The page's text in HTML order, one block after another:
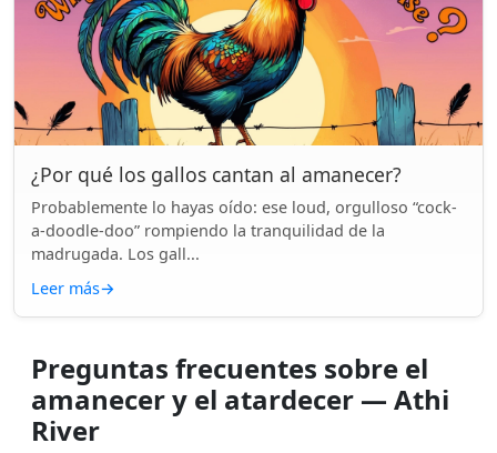
¿Por qué los gallos cantan al amanecer?
Probablemente lo hayas oído: ese loud, orgulloso “cock-
a-doodle-doo” rompiendo la tranquilidad de la
madrugada. Los gall...
Leer más→
Preguntas frecuentes sobre el
amanecer y el atardecer — Athi
River